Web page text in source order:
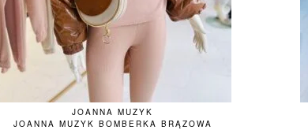
JOANNA MUZYK
JOANNA MUZYK BOMBERKA BRĄZOWA